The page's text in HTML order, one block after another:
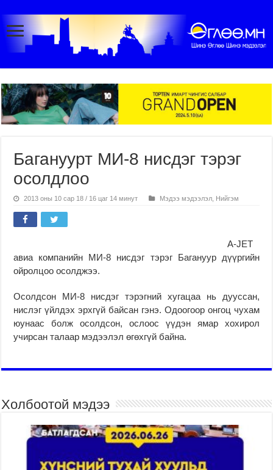
Багануурт МИ-8 нисдэг тэрэг
осолдлоо
2013 оны 10 сар 18 / 16 цаг 14 минут Мэдээ мэдээлэл Нийгэм
А-JET
авиа компанийн МИ-8 нисдэг тэрэг Багануур дүүргийн
ойролцоо осолджээ.
Осолдсон МИ-8 нисдэг тэрэгний хугацаа нь дууссан,
нислэг үйлдэх эрхгүй байсан гэнэ. Одоогоор онгоц чухам
юунаас болж осолдсон, ослоос үүдэн ямар хохирол
учирсан талаар мэдээлэл өгөхгүй байна.
Холбоотой мэдээ